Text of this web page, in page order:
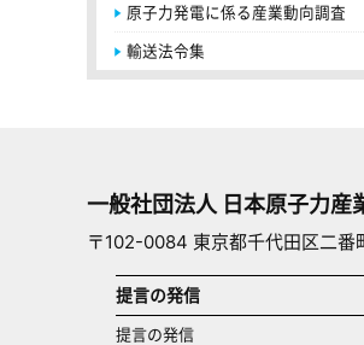
原子力発電に係る産業動向調査
輸送法令集
一般社団法人 日本原子力産
〒102-0084 東京都千代田区二番
提言の発信
提言の発信